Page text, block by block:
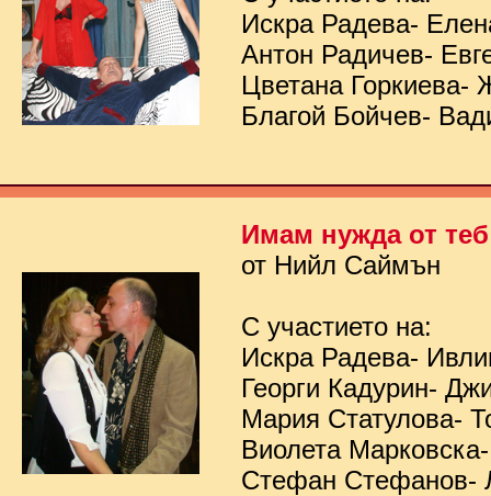
Искра Радева-
Антон Радичев-
Цветана Горкиева-
Благой Бойчев-
Имам нужда от теб
от Нийл Саймън
С участието на:
Искра Радева-
Георги Кадурин-
Мария Статулова-
Виолета
Стефан Стефанов-